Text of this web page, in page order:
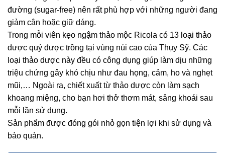
đường (sugar-free) nên rất phù hợp với những người đang
giảm cân hoặc giữ dáng.
Trong mỗi viên kẹo ngậm thảo mộc Ricola có 13 loại thảo
dược quý được trồng tại vùng núi cao của Thụy Sỹ. Các
loại thảo dược này đều có công dụng giúp làm dịu những
triệu chứng gây khó chịu như đau họng, cảm, ho và nghẹt
mũi,… Ngoài ra, chiết xuất từ thảo dược còn làm sạch
khoang miệng, cho bạn hơi thở thơm mát, sảng khoái sau
mỗi lần sử dụng.
Sản phẩm được đóng gói nhỏ gọn tiện lợi khi sử dụng và
bảo quản.